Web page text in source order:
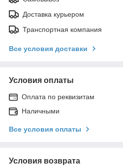
Доставка курьером
Транспортная компания
Все условия доставки
Условия оплаты
Оплата по реквизитам
Наличными
Все условия оплаты
Условия возврата